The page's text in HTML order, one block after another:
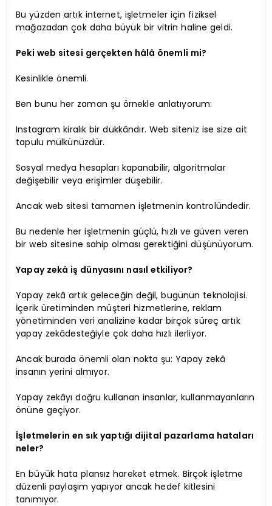
Bu yüzden artık internet, işletmeler için fiziksel
mağazadan çok daha büyük bir vitrin haline geldi.
Peki web sitesi gerçekten hâlâ önemli mi?
Kesinlikle önemli.
Ben bunu her zaman şu örnekle anlatıyorum:
Instagram kiralık bir dükkândır. Web siteniz ise size ait
tapulu mülkünüzdür.
Sosyal medya hesapları kapanabilir, algoritmalar
değişebilir veya erişimler düşebilir.
Ancak web sitesi tamamen işletmenin kontrolündedir.
Bu nedenle her işletmenin güçlü, hızlı ve güven veren
bir web sitesine sahip olması gerektiğini düşünüyorum.
Yapay zekâ iş dünyasını nasıl etkiliyor?
Yapay zekâ artık geleceğin değil, bugünün teknolojisi.
İçerik üretiminden müşteri hizmetlerine, reklam
yönetiminden veri analizine kadar birçok süreç artık
yapay zekâdesteğiyle çok daha hızlı ilerliyor.
Ancak burada önemli olan nokta şu: Yapay zekâ
insanın yerini almıyor.
Yapay zekâyı doğru kullanan insanlar, kullanmayanların
önüne geçiyor.
İşletmelerin en sık yaptığı dijital pazarlama hataları
neler?
En büyük hata plansız hareket etmek. Birçok işletme
düzenli paylaşım yapıyor ancak hedef kitlesini
tanımıyor.